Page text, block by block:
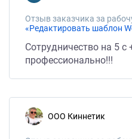
Отзыв заказчика за
«Редактировать шаблон
Сотрудничество на 5 с
профессионально!!!
ООО Киннетик